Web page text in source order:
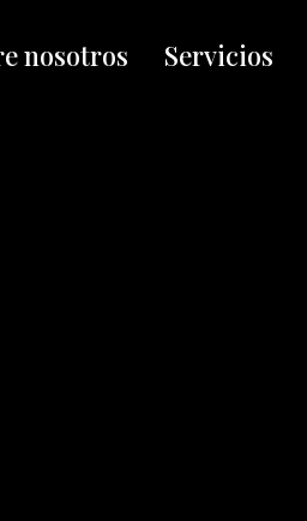
nosotros Servicios